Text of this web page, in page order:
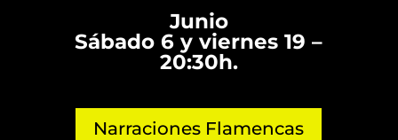
Junio
Sábado 6 y viernes 19 –
20:30h.
Narraciones Flamencas